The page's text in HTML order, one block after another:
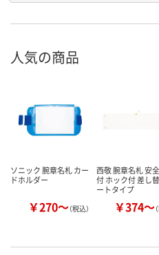
人気の商品
ソニック 腕章名札 カー
ドホルダー
￥270～（税込）
西敬 腕章名札 安
付 ホック付 差し
ートタイプ
￥374～